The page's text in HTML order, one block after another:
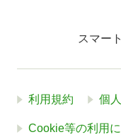
スマー
利用規約 個
Cookie等の利用